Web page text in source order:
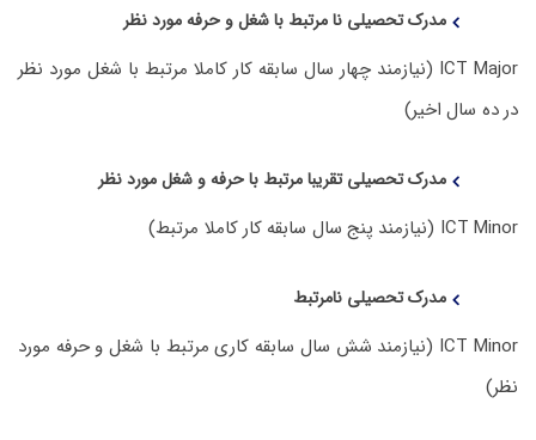
مدرک تحصیلی نا مرتبط با شغل و حرفه مورد نظر
ICT Major (نیازمند چهار سال سابقه کار کاملا مرتبط با شغل مورد نظر
در ده سال اخیر)
مدرک تحصیلی تقریبا مرتبط با حرفه و شغل مورد نظر
ICT Minor (نیازمند پنج سال سابقه کار کاملا مرتبط)
مدرک تحصیلی نامرتبط
ICT Minor (نیازمند شش سال سابقه کاری مرتبط با شغل و حرفه مورد
نظر)